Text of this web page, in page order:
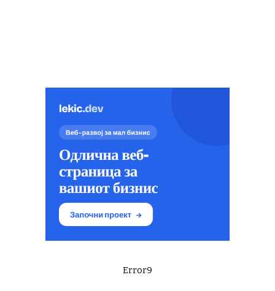
Error9